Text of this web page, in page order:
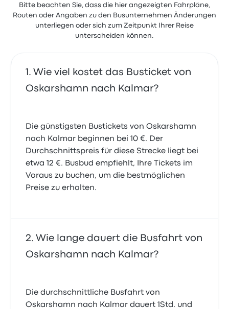
Bitte beachten Sie, dass die hier angezeigten Fahrpläne,
Routen oder Angaben zu den Busunternehmen Änderungen
unterliegen oder sich zum Zeitpunkt Ihrer Reise
unterscheiden können.
Wie viel kostet das Busticket von
Oskarshamn nach Kalmar?
Die günstigsten Bustickets von Oskarshamn
nach Kalmar beginnen bei 10 €. Der
Durchschnittspreis für diese Strecke liegt bei
etwa 12 €. Busbud empfiehlt, Ihre Tickets im
Voraus zu buchen, um die bestmöglichen
Preise zu erhalten.
Wie lange dauert die Busfahrt von
Oskarshamn nach Kalmar?
Die durchschnittliche Busfahrt von
Oskarshamn nach Kalmar dauert 1Std. und